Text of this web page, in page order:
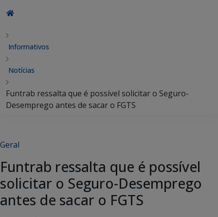
Informativos
Notícias
Funtrab ressalta que é possível solicitar o Seguro-
Desemprego antes de sacar o FGTS
Geral
Funtrab ressalta que é possível
solicitar o Seguro-Desemprego
antes de sacar o FGTS